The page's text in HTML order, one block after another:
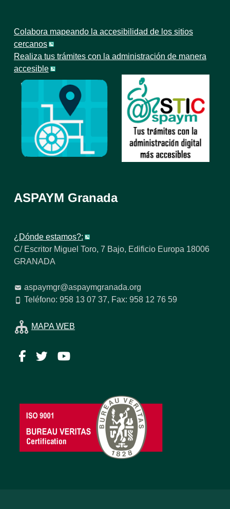
Colabora mapeando la accesibilidad de los sitios
cercanos
Realiza tus trámites con la administración de manera
accesible
ASPAYM Granada
¿Dónde estamos?:
C/ Escritor Miguel Toro, 7 Bajo, Edificio Europa 18006
GRANADA
aspaymgr@aspaymgranada.org
Teléfono: 958 13 07 37, Fax: 958 12 76 59
MAPA WEB
Facebook
TwitterYouTube